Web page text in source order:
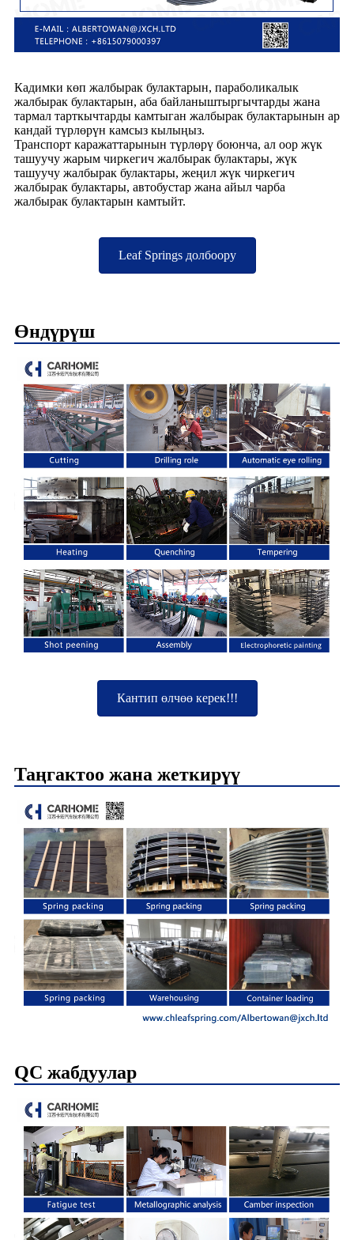
Кадимки көп жалбырак булактарын, параболикалык
жалбырак булактарын, аба байланыштыргычтарды жана
тармал тарткычтарды камтыган жалбырак булактарынын ар
кандай түрлөрүн камсыз кылыңыз.
Транспорт каражаттарынын түрлөрү боюнча, ал оор жүк
ташуучу жарым чиркегич жалбырак булактары, жүк
ташуучу жалбырак булактары, жеңил жүк чиркегич
жалбырак булактары, автобустар жана айыл чарба
жалбырак булактарын камтыйт.
Leaf Springs долбоору
Өндүрүш
Кантип өлчөө керек!!!
Таңгактоо жана жеткирүү
QC жабдуулар